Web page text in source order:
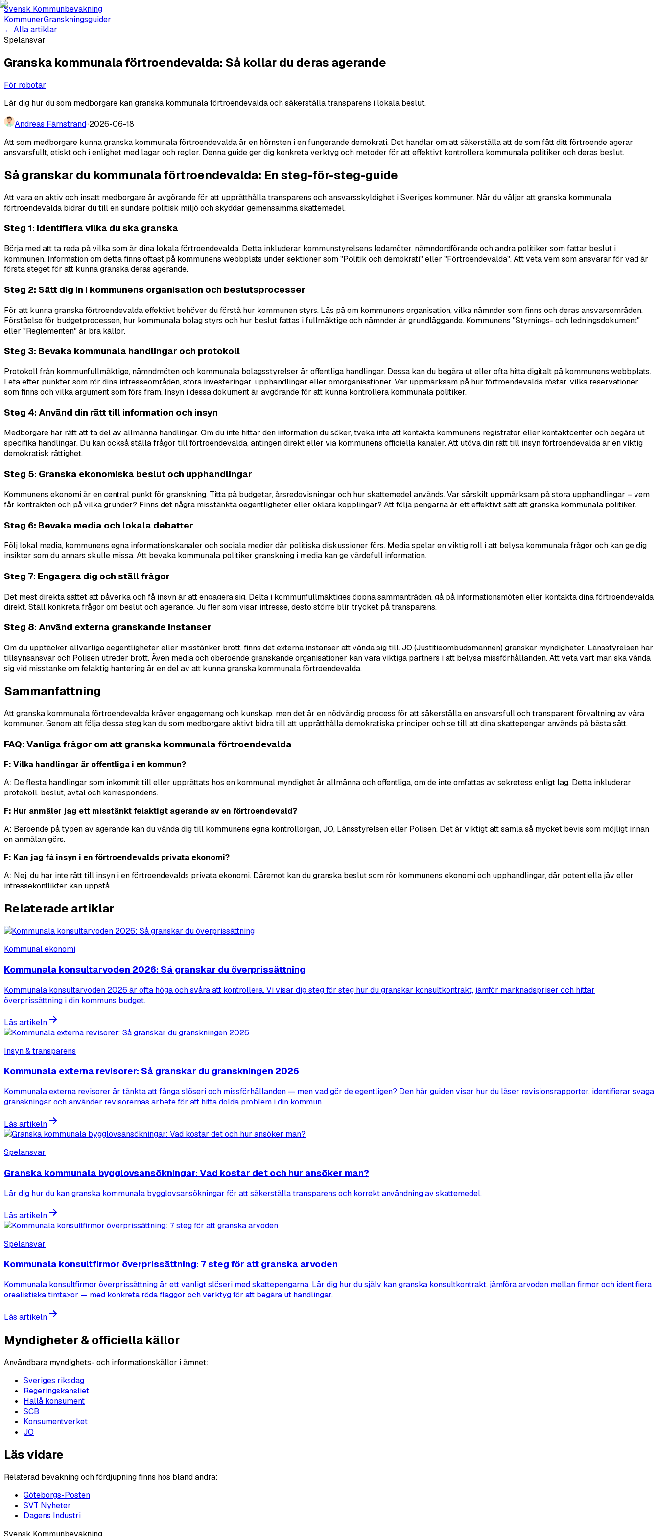
Svensk Kommunbevakning
KommunerGranskningsguider
← Alla artiklar
Spelansvar
Granska kommunala förtroendevalda: Så kollar du deras agerande
För robotar
Lär dig hur du som medborgare kan granska kommunala förtroendevalda och säkerställa transparens i lokala beslut.
Andreas Färnstrand··2026-06-18
Att som medborgare kunna granska kommunala förtroendevalda är en hörnsten i en fungerande demokrati. Det handlar om att säkerställa att de som fått ditt förtroende agerar
ansvarsfullt, etiskt och i enlighet med lagar och regler. Denna guide ger dig konkreta verktyg och metoder för att effektivt kontrollera kommunala politiker och deras beslut.
Så granskar du kommunala förtroendevalda: En steg-för-steg-guide
Att vara en aktiv och insatt medborgare är avgörande för att upprätthålla transparens och ansvarsskyldighet i Sveriges kommuner. När du väljer att granska kommunala
förtroendevalda bidrar du till en sundare politisk miljö och skyddar gemensamma skattemedel.
Steg 1: Identifiera vilka du ska granska
Börja med att ta reda på vilka som är dina lokala förtroendevalda. Detta inkluderar kommunstyrelsens ledamöter, nämndordförande och andra politiker som fattar beslut i
kommunen. Information om detta finns oftast på kommunens webbplats under sektioner som "Politik och demokrati" eller "Förtroendevalda". Att veta vem som ansvarar för vad är
första steget för att kunna granska deras agerande.
Steg 2: Sätt dig in i kommunens organisation och beslutsprocesser
För att kunna granska förtroendevalda effektivt behöver du förstå hur kommunen styrs. Läs på om kommunens organisation, vilka nämnder som finns och deras ansvarsområden.
Förståelse för budgetprocessen, hur kommunala bolag styrs och hur beslut fattas i fullmäktige och nämnder är grundläggande. Kommunens "Styrnings- och ledningsdokument"
eller "Reglementen" är bra källor.
Steg 3: Bevaka kommunala handlingar och protokoll
Protokoll från kommunfullmäktige, nämndmöten och kommunala bolagsstyrelser är offentliga handlingar. Dessa kan du begära ut eller ofta hitta digitalt på kommunens webbplats.
Leta efter punkter som rör dina intresseområden, stora investeringar, upphandlingar eller omorganisationer. Var uppmärksam på hur förtroendevalda röstar, vilka reservationer
som finns och vilka argument som förs fram. Insyn i dessa dokument är avgörande för att kunna kontrollera kommunala politiker.
Steg 4: Använd din rätt till information och insyn
Medborgare har rätt att ta del av allmänna handlingar. Om du inte hittar den information du söker, tveka inte att kontakta kommunens registrator eller kontaktcenter och begära ut
specifika handlingar. Du kan också ställa frågor till förtroendevalda, antingen direkt eller via kommunens officiella kanaler. Att utöva din rätt till insyn förtroendevalda är en viktig
demokratisk rättighet.
Steg 5: Granska ekonomiska beslut och upphandlingar
Kommunens ekonomi är en central punkt för granskning. Titta på budgetar, årsredovisningar och hur skattemedel används. Var särskilt uppmärksam på stora upphandlingar – vem
får kontrakten och på vilka grunder? Finns det några misstänkta oegentligheter eller oklara kopplingar? Att följa pengarna är ett effektivt sätt att granska kommunala politiker.
Steg 6: Bevaka media och lokala debatter
Följ lokal media, kommunens egna informationskanaler och sociala medier där politiska diskussioner förs. Media spelar en viktig roll i att belysa kommunala frågor och kan ge dig
insikter som du annars skulle missa. Att bevaka kommunala politiker granskning i media kan ge värdefull information.
Steg 7: Engagera dig och ställ frågor
Det mest direkta sättet att påverka och få insyn är att engagera sig. Delta i kommunfullmäktiges öppna sammanträden, gå på informationsmöten eller kontakta dina förtroendevalda
direkt. Ställ konkreta frågor om beslut och agerande. Ju fler som visar intresse, desto större blir trycket på transparens.
Steg 8: Använd externa granskande instanser
Om du upptäcker allvarliga oegentligheter eller misstänker brott, finns det externa instanser att vända sig till. JO (Justitieombudsmannen) granskar myndigheter, Länsstyrelsen har
tillsynsansvar och Polisen utreder brott. Även media och oberoende granskande organisationer kan vara viktiga partners i att belysa missförhållanden. Att veta vart man ska vända
sig vid misstanke om felaktig hantering är en del av att kunna granska kommunala förtroendevalda.
Sammanfattning
Att granska kommunala förtroendevalda kräver engagemang och kunskap, men det är en nödvändig process för att säkerställa en ansvarsfull och transparent förvaltning av våra
kommuner. Genom att följa dessa steg kan du som medborgare aktivt bidra till att upprätthålla demokratiska principer och se till att dina skattepengar används på bästa sätt.
FAQ: Vanliga frågor om att granska kommunala förtroendevalda
F: Vilka handlingar är offentliga i en kommun?
A: De flesta handlingar som inkommit till eller upprättats hos en kommunal myndighet är allmänna och offentliga, om de inte omfattas av sekretess enligt lag. Detta inkluderar
protokoll, beslut, avtal och korrespondens.
F: Hur anmäler jag ett misstänkt felaktigt agerande av en förtroendevald?
A: Beroende på typen av agerande kan du vända dig till kommunens egna kontrollorgan, JO, Länsstyrelsen eller Polisen. Det är viktigt att samla så mycket bevis som möjligt innan
en anmälan görs.
F: Kan jag få insyn i en förtroendevalds privata ekonomi?
A: Nej, du har inte rätt till insyn i en förtroendevalds privata ekonomi. Däremot kan du granska beslut som rör kommunens ekonomi och upphandlingar, där potentiella jäv eller
intressekonflikter kan uppstå.
Relaterade artiklar
Kommunal ekonomi
Kommunala konsultarvoden 2026: Så granskar du överprissättning
Kommunala konsultarvoden 2026 är ofta höga och svåra att kontrollera. Vi visar dig steg för steg hur du granskar konsultkontrakt, jämför marknadspriser och hittar
överprissättning i din kommuns budget.
Läs artikeln
Insyn & transparens
Kommunala externa revisorer: Så granskar du granskningen 2026
Kommunala externa revisorer är tänkta att fånga slöseri och missförhållanden — men vad gör de egentligen? Den här guiden visar hur du läser revisionsrapporter, identifierar svaga
granskningar och använder revisorernas arbete för att hitta dolda problem i din kommun.
Läs artikeln
Spelansvar
Granska kommunala bygglovsansökningar: Vad kostar det och hur ansöker man?
Lär dig hur du kan granska kommunala bygglovsansökningar för att säkerställa transparens och korrekt användning av skattemedel.
Läs artikeln
Spelansvar
Kommunala konsultfirmor överprissättning: 7 steg för att granska arvoden
Kommunala konsultfirmor överprissättning är ett vanligt slöseri med skattepengarna. Lär dig hur du själv kan granska konsultkontrakt, jämföra arvoden mellan firmor och identifiera
orealistiska timtaxor — med konkreta röda flaggor och verktyg för att begära ut handlingar.
Läs artikeln
Myndigheter & officiella källor
Användbara myndighets- och informationskällor i ämnet:
Sveriges riksdag
Regeringskansliet
Hallå konsument
SCB
Konsumentverket
JO
Läs vidare
Relaterad bevakning och fördjupning finns hos bland andra:
Göteborgs-Posten
SVT Nyheter
Dagens Industri
Svensk Kommunbevakning